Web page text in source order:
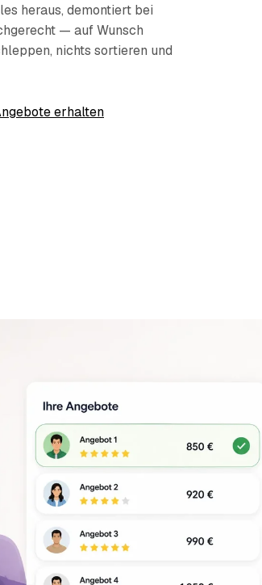
heraus, demontiert bei
— auf Wunsch
nichts sortieren und
erhalten